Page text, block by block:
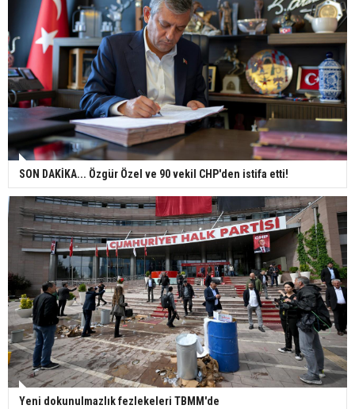
SON DAKİKA... Özgür Özel ve 90 vekil CHP'den istifa etti!
Yeni dokunulmazlık fezlekeleri TBMM'de